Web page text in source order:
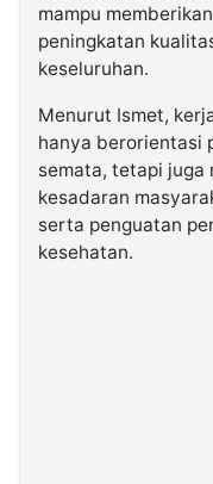
mampu
peningkatan
keseluruhan.
Menurut Ismet,
hanya berorientasi
semata, tetapi juga
kesadaran
serta penguatan
kesehatan.